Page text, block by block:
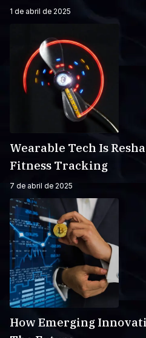
1 de abril de 2025
Wearable Tech Is
Fitness Tracking
7 de abril de 2025
How Emerging